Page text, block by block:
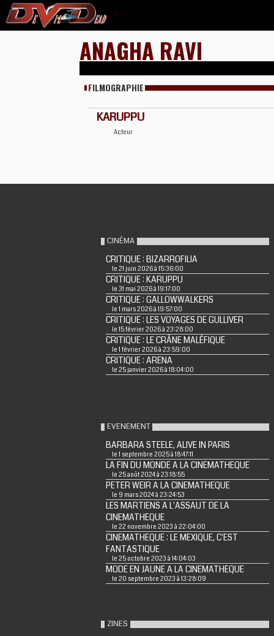
ANAGHA RAVI
FILMOGRAPHIE
KARUPPU
Acteur
CINÉMA
CRITIQUE : BIZARROFILIA
le 21 juin 2026 à 15:36:00
CRITIQUE : KARUPPU
le 31 mai 2026 à 19:17:00
CRITIQUE : GALLOWWALKERS
le 1 mars 2026 à 19:57:00
CRITIQUE : LES VOYAGES DE GULLIVER
le 15 février 2026 à 23:28:00
CRITIQUE : LE CRÂNE MALÉFIQUE
le 1 février 2026 à 23:59:00
CRITIQUE : ARENA
le 25 janvier 2026 à 18:04:00
EVENEMENT
BARBARA STEELE, ALIVE IN PARIS
le 1 septembre 2025 à 18:47:11
LA FIN DU MONDE A LA CINEMATHEQUE
le 25 août 2024 à 23:18:55
PETER WEIR A LA CINEMATHEQUE
le 9 mars 2024 à 23:24:53
LES MARTIENS A L'ASSAUT DE LA
CINEMATHEQUE
le 22 novembre 2023 à 22:04:00
CINEMATHEQUE : LE MEXIQUE, C'EST
FANTASTIQUE
le 25 octobre 2023 à 14:04:03
MODE EN JAUNE A LA CINEMATHEQUE
le 20 septembre 2023 à 13:28:09
ZINES